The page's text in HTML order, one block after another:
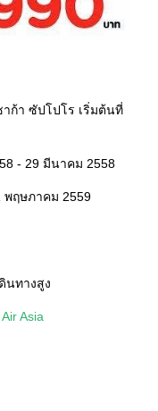
ก้า ซัปโปโร เริ่มต้นที่
- 29 มีนาคม 2558
พฤษภาคม 2559
นทางสูง
Air Asia